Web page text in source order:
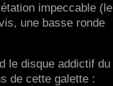
impeccable (le
une basse ronde
le disque addictif du
de cette galette :